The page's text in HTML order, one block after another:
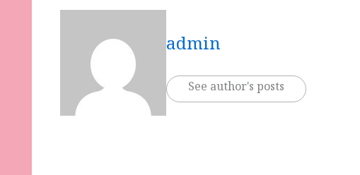
admin
See author's posts